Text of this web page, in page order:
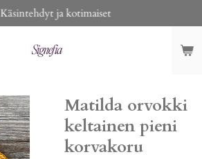
Käsintehdyt ja kotimaiset
Matilda orvokki
keltainen pieni
korvakoru